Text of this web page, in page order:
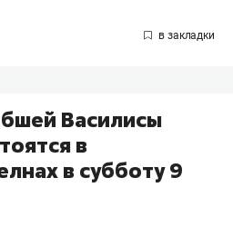
Василисы
в
в субботу 9